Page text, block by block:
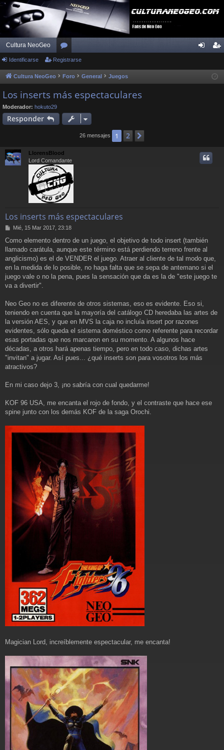
Cultura NeoGeo
or
os ist
Identificarse Registrarse
Cultura NeoGeo Foro General Juegos
Los inserts más espectaculares
Moderador: hokuto29
Responder
26 mensajes 1 2
LlorensBlood
Lord Comandante
Los inserts más espectaculares
M
n
s
a
Mié, 15 Mar 2017, 23:18
Como elemento dentro de un juego, el objetivo de todo insert (también
llamado carátula, aunque este término está perdiendo terreno frente al
anglicismo) es el de VENDER el juego. Atraer al cliente de tal modo que,
en la medida de lo posible, no haga falta que se sepa de antemano si el
juego vale o no la pena, pues la sensación que da es la de "este juego te
va a divertir".
Neo Geo no es diferente de otros sistemas, eso es evidente. Eso si,
teniendo en cuenta que la mayoría del catálogo CD heredaba las artes de
la versión AES, y que en MVS la caja no incluía insert por razones
evidentes, sólo queda el sistema doméstico como referente para recordar
esas portadas que nos marcaron en su momento. A algunos hace
décadas, a otros hará apenas tiempo, pero en todo caso, dichas artes
"invitan" a jugar. Así pues... ¿qué inserts son para vosotros los más
atractivos?
En mi caso dejo 3, ¡no sabría con cual quedarme!
KOF 96 USA, me encanta el rojo de fondo, y el contraste que hace ese
spine junto con los demás KOF de la saga Orochi.
Magician Lord, increíblemente espectacular, me encanta!